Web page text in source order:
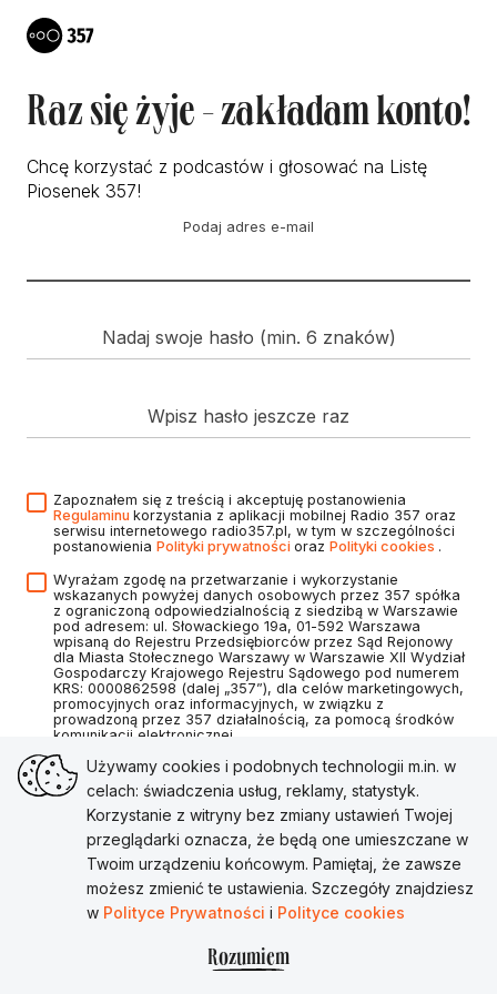
Raz się żyje - zakładam konto!
Chcę korzystać z podcastów i głosować na Listę
Piosenek 357!
Podaj adres e-mail
Nadaj swoje hasło (min. 6 znaków)
Wpisz hasło jeszcze raz
Zapoznałem się z treścią i akceptuję postanowienia
Regulaminu korzystania z aplikacji mobilnej Radio 357 oraz
serwisu internetowego radio357.pl, w tym w szczególności
postanowienia Polityki prywatności oraz Polityki cookies .
Wyrażam zgodę na przetwarzanie i wykorzystanie
wskazanych powyżej danych osobowych przez 357 spółka
z ograniczoną odpowiedzialnością z siedzibą w Warszawie
pod adresem: ul. Słowackiego 19a, 01-592 Warszawa
wpisaną do Rejestru Przedsiębiorców przez Sąd Rejonowy
dla Miasta Stołecznego Warszawy w Warszawie XII Wydział
Gospodarczy Krajowego Rejestru Sądowego pod numerem
KRS: 0000862598 (dalej „357”), dla celów marketingowych,
promocyjnych oraz informacyjnych, w związku z
prowadzoną przez 357 działalnością, za pomocą środków
komunikacji elektronicznej.
Utwórz konto
Masz już konto?Zaloguj się
Używamy cookies i podobnych technologii m.in. w
celach: świadczenia usług, reklamy, statystyk.
Korzystanie z witryny bez zmiany ustawień Twojej
przeglądarki oznacza, że będą one umieszczane w
Twoim urządzeniu końcowym. Pamiętaj, że zawsze
możesz zmienić te ustawienia. Szczegóły znajdziesz
w Polityce Prywatności i Polityce cookies
Rozumiem